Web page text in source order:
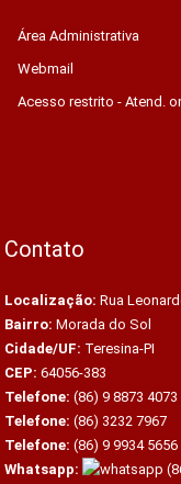
Área Administrativa
Webmail
Acesso restrito - Atend.
Contato
Localização: Rua
Bairro: Morada do Sol
Cidade/UF: Teresina-PI
CEP: 64056-383
Telefone: (86) 9 8873 4073
Telefone: (86) 3232 7967
Telefone: (86) 9 9934 5656
Whatsapp: